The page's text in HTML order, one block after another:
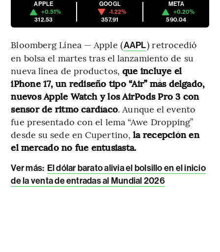
APPLE
+0.51%
312.53
GOOGL
-1.22%
357.91
META
+0.20%
590.04
Bloomberg Línea — Apple (AAPL) retrocedió
en bolsa el martes tras el lanzamiento de su
nueva línea de productos, que incluye el
iPhone 17, un rediseño tipo “Air” más delgado,
nuevos Apple Watch y los AirPods Pro 3 con
sensor de ritmo cardíaco. Aunque el evento
fue presentado con el lema “Awe Dropping”
desde su sede en Cupertino,la recepción en
el mercado no fue entusiasta.
Ver más: El dólar barato alivia el bolsillo en el inicio
de la venta de entradas al Mundial 2026